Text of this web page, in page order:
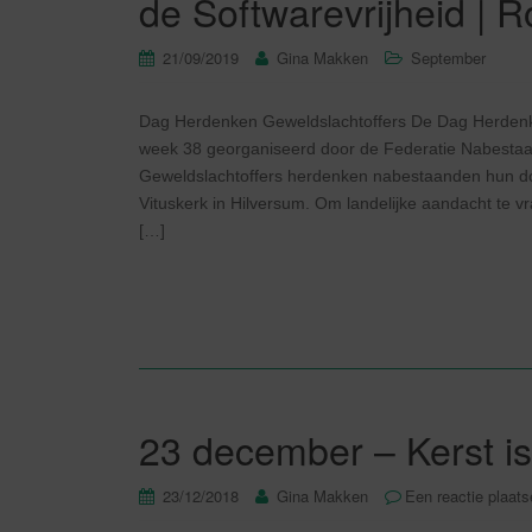
21/09/2019 Gina Makken September
Dag Herdenken Geweldslachtoffers De Dag
week 38 georganiseerd door de Federatie
Geweldslachtoffers herdenken nabestaanden hun
Vituskerk in Hilversum. Om landelijke aandacht te
[…]
23 december – Kerst
23/12/2018 Gina Makken Een reactie